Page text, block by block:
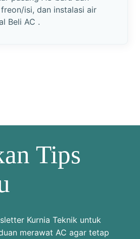
isi, dan instalasi air
Beli AC .
Tips
Kurnia Teknik untuk
merawat AC agar tetap